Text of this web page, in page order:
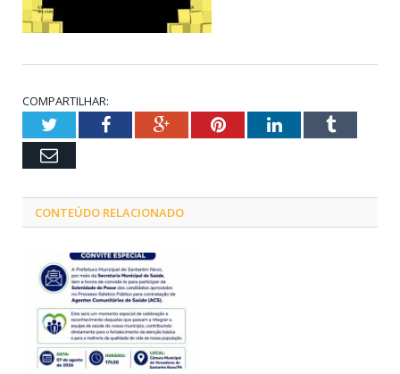
COMPARTILHAR:
TwitterFacebookGoogle+PinterestLinkedInTumblr
Email
CONTEÚDO RELACIONADO